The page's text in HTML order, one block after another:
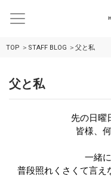
TOP STAFF BLOG 父と私
父と私
先の日曜
皆様、
一緒
普段照れくさくて言え